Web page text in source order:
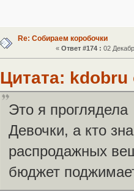
Re: Собираем коробочки
« Ответ #174 : 02
Цитата: kdobru
Это я
Девочки, а кто
распродажных
бюджет